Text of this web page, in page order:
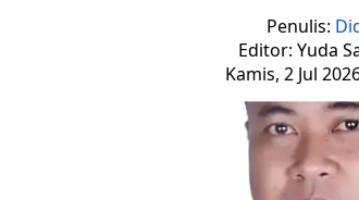
Penulis:
Editor: Yuda
Kamis, 2 Jul